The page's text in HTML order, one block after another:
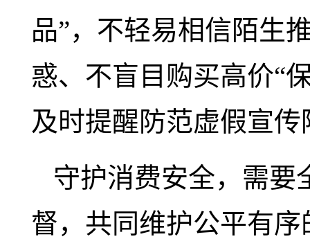
品”，不轻易相信陌生
惑、不盲目购买高价“
及时提醒防范虚假宣
守护消费安全，需要
督，共同维护公平有